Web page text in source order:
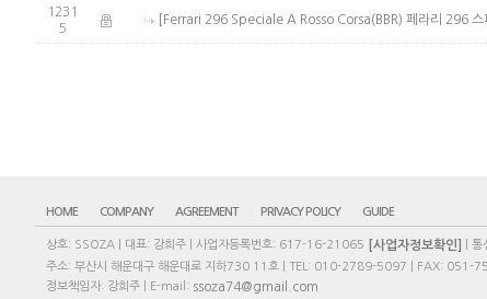
1231
5
[Ferrari 296 Speciale A Rosso Corsa(BBR) 페라리 296 스
HOME COMPANY AGREEMENT PRIVACY POLICY GUIDE
상호: SSOZA | 대표: 강희주 | 사업자등록번호: 617-16-21065 [사업자정보확인]
|
주소: 부산시 해운대구 해운대로 지하730 11호 | TEL: 010-2789-5097 | FAX: 051-
정보책임자: 강희주 | E-mail: ssoza74@gmail.com